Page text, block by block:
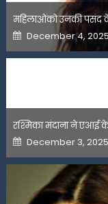
महिलाओंको उनकी पसंद
Posted
on
December 4, 2025
रश्मिका मंदाना ने एआई
Posted
on
December 3, 2025